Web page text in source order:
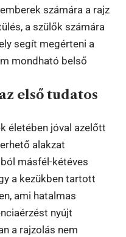
számára a rajz
a szülők számára
segít megérteni a
mondható belső
első tudatos
életében jóval azelőtt
alakzat
másfél-kétéves
a kezükben tartott
ami hatalmas
nyújt
a rajzolás nem